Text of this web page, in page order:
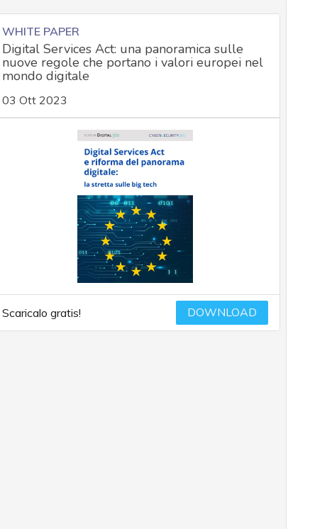
WHITE PAPER
Digital Services Act: una panoramica sulle
nuove regole che portano i valori europei nel
mondo digitale
03 Ott 2023
Scaricalo gratis! DOWNLOAD